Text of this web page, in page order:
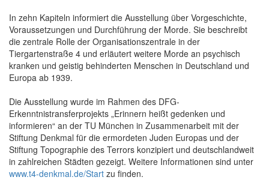
In zehn Kapiteln informiert die Ausstellung über Vorgeschichte,
Voraussetzungen und Durchführung der Morde. Sie beschreibt
die zentrale Rolle der Organisationszentrale in der
Tiergartenstraße 4 und erläutert weitere Morde an psychisch
kranken und geistig behinderten Menschen in Deutschland und
Europa ab 1939.
Die Ausstellung wurde im Rahmen des DFG-
Erkenntnistransferprojekts „Erinnern heißt gedenken und
informieren“ an der TU München in Zusammenarbeit mit der
Stiftung Denkmal für die ermordeten Juden Europas und der
Stiftung Topographie des Terrors konzipiert und deutschlandweit
in zahlreichen Städten gezeigt. Weitere Informationen sind unter
www.t4-denkmal.de/Start zu finden.